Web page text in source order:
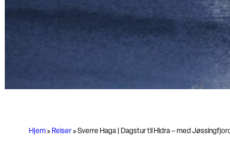
Hjem» Reiser»Sverre Haga | Dagstur til Hidra – med